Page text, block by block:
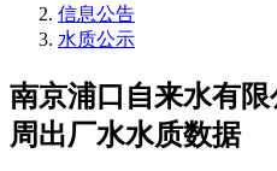
信息公告
水质公示
南京浦口自来水有限
周出厂水水质数据